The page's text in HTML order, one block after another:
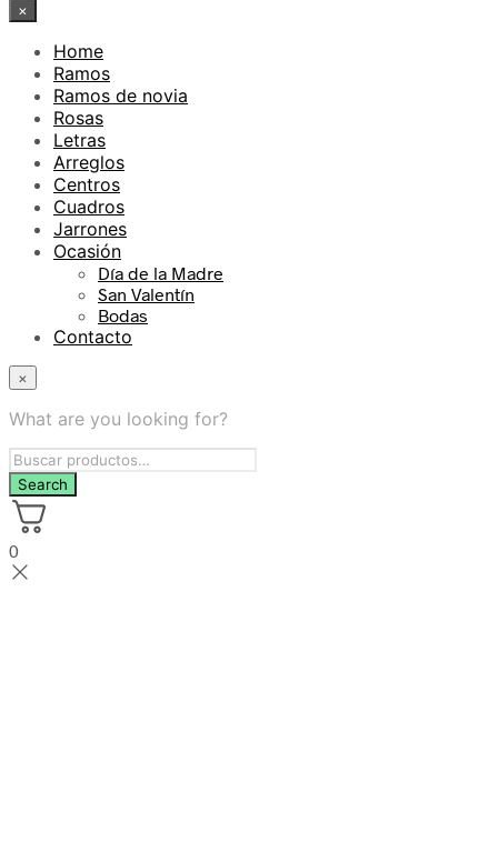
×
Home
Ramos
Ramos de novia
Rosas
Letras
Arreglos
Centros
Cuadros
Jarrones
Ocasión
Día de la Madre
San Valentín
Bodas
Contacto
×
What are you looking for?
0